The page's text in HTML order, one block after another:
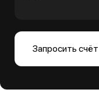
Запросить счёт